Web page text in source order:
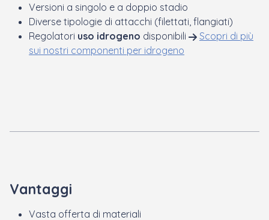
Versioni a singolo e a doppio stadio
Diverse tipologie di attacchi (filettati, flangiati)
Regolatori uso idrogeno disponibili
Scopri di più
sui nostri componenti per idrogeno
Vantaggi
Vasta offerta di materiali